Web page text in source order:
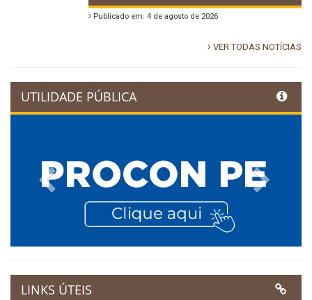
Publicado em: 4 de agosto de 2026
VER TODAS NOTÍCIAS
UTILIDADE PÚBLICA
Previous
LINKS ÚTEIS